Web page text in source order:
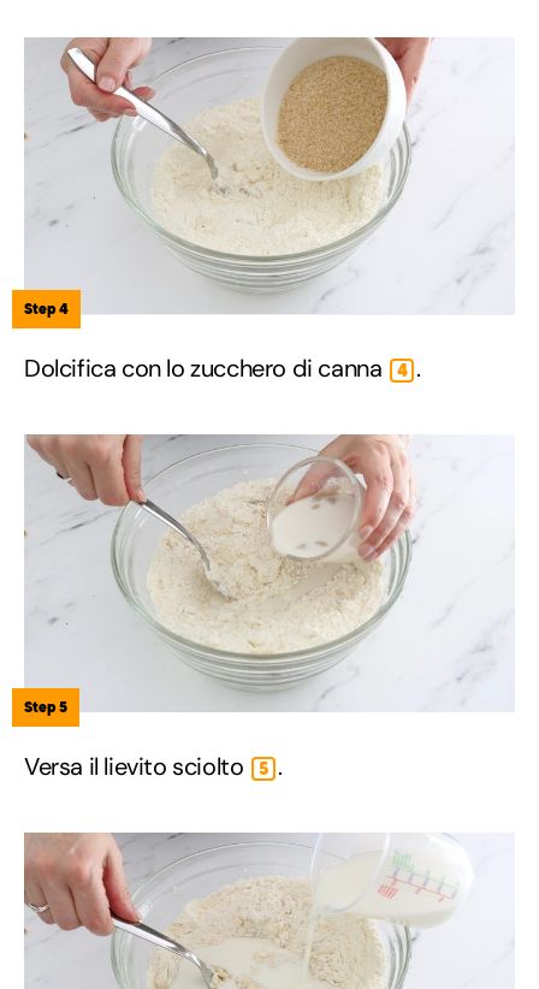
Step 4
Dolcifica con lo zucchero di canna 4 .
Step 5
Versa il lievito sciolto 5 .